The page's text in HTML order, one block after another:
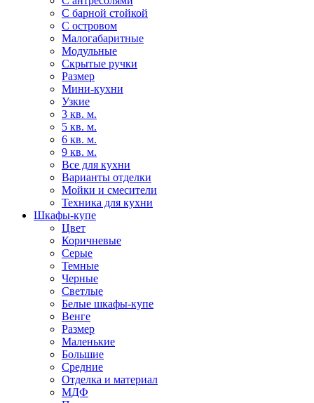
С барной стойкой
С островом
Малогабаритные
Модульные
Скрытые ручки
Размер
Мини-кухни
Узкие
3 кв. м.
5 кв. м.
6 кв. м.
9 кв. м.
Все для кухни
Варианты отделки
Мойки и смесители
Техника для кухни
Шкафы-купе
Цвет
Коричневые
Серые
Темные
Черные
Светлые
Белые шкафы-купе
Венге
Размер
Маленькие
Большие
Средние
Отделка и материал
МДФ